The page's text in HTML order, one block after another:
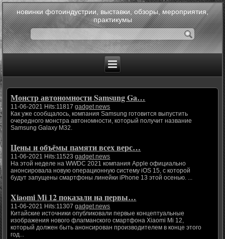
новинки фотоиндустрии, выставки, обзоры, мероприятия,
практикумы
Монстр автономности Samsung Ga…
11-06-2021 Hits:11817gadget news
Как уже сообщалось, компания Samsung готовится выпустить
очередного монстра автономности, который получит название
Samsung Galaxy M32.
Цены и объёмы памяти всех верс…
11-06-2021 Hits:11523gadget news
На этой неделе на WWDC 2021 компания Apple официально
анонсировала новую операционную систему iOS 15, с которой
будут запущены смартфоны линейки iPhone 13 этой осенью. ...
Xiaomi Mi 12 показали на первы…
11-06-2021 Hits:11307gadget news
Китайские источники опубликовали первые концептуальные
изображения нового флагманского смартфона Xiaomi Mi 12,
который должен быть анонсирован производителем в конце этого
год...